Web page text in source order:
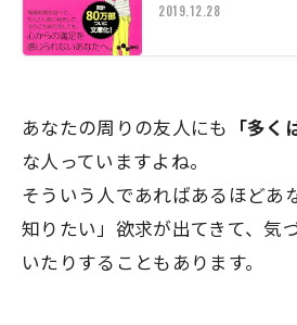
2019.12.28
あなたの周りの友人にも 「多く
な人っていますよね。
そういう人であればあるほどあ
知りたい」欲求が出てきて、気
いたりすることもあります。